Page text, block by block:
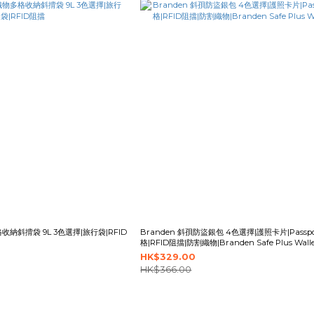
納斜揹袋 9L 3色選擇|旅行袋|RFID
Branden 斜孭防盜銀包 4色選擇|護照卡片
格|RFID阻擋|防割織物|Branden Safe Plus
HK$329.00
HK$366.00